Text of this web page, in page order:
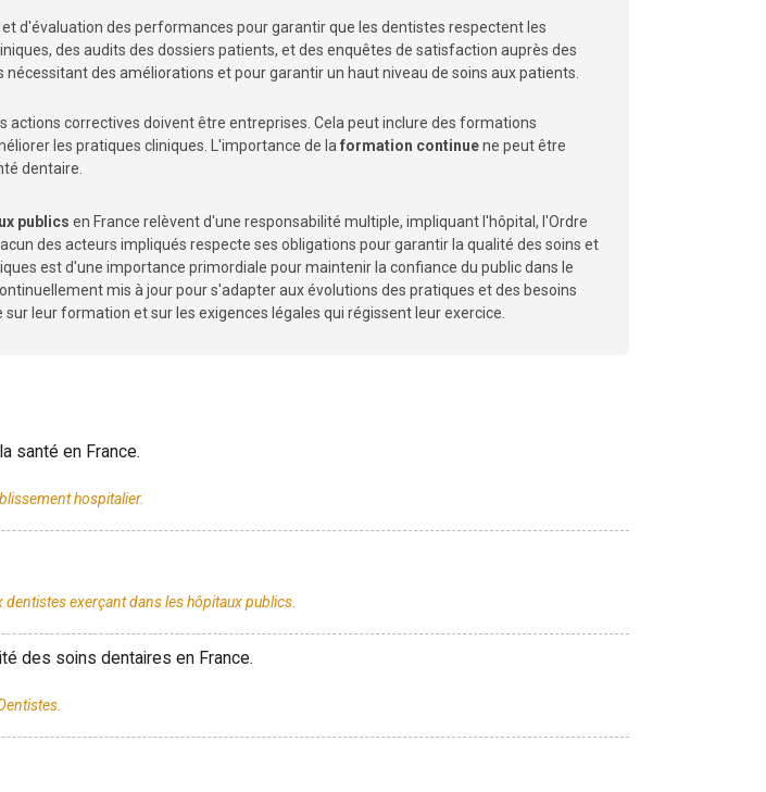
d'évaluation des performances pour garantir que les dentistes respectent les
des audits des dossiers patients, et des enquêtes de satisfaction auprès des
des améliorations et pour garantir un haut niveau de soins aux patients.
actions correctives doivent être entreprises. Cela peut inclure des formations
les pratiques cliniques. L'importance de la formation continuene peut être
dentaire.
publics en France relèvent d'une responsabilité multiple, impliquant l'hôpital, l'Ordre
des acteurs impliqués respecte ses obligations pour garantir la qualité des soins et
est d'une importance primordiale pour maintenir la confiance du public dans le
mis à jour pour s'adapter aux évolutions des pratiques et des besoins
leur formation et sur les exigences légales qui régissent leur exercice.
santé en France.
des soins dentaires en France.